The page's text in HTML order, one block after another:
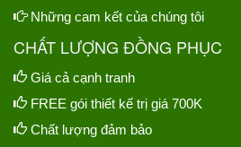
Những cam kết của chúng tôi
CHẤT LƯỢNG ĐỒNG PHỤC
Giá cả cạnh tranh
FREE gói thiết kế trị giá 700K
Chất lượng đảm bảo